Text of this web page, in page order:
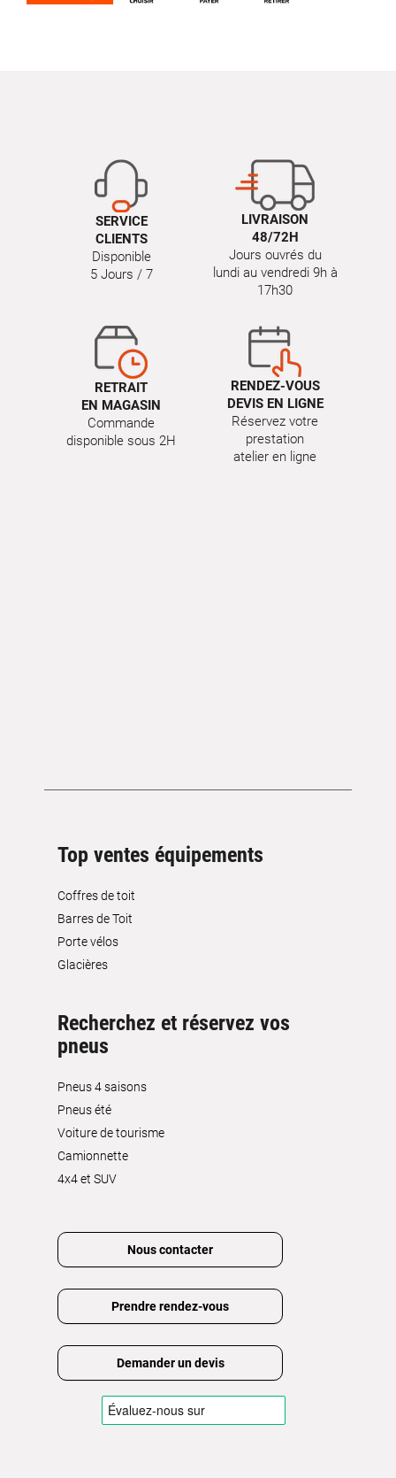
SERVICE
CLIENTS
Disponible
5 Jours / 7
LIVRAISON
48/72H
Jours ouvrés du
lundi au vendredi 9h à
17h30
RETRAIT
EN MAGASIN
Commande
disponible sous 2H
RENDEZ-VOUS
DEVIS EN LIGNE
Réservez votre
prestation
atelier en ligne
Top ventes équipements
Coffres de toit
Barres de Toit
Porte vélos
Glacières
Recherchez et réservez vos
pneus
Pneus 4 saisons
Pneus été
Voiture de tourisme
Camionnette
4x4 et SUV
Nous contacter
Prendre rendez-vous
Demander un devis